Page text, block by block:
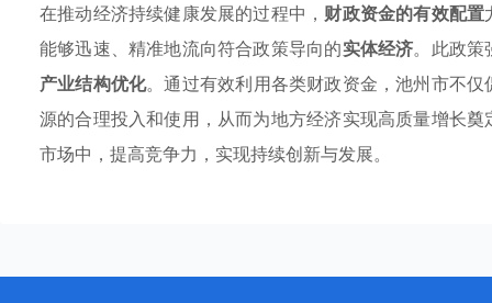
在推动经济持续健康发展的过程中， 财政资金的有效配置
能够迅速、精准地流向符合政策导向的实体经济。此政策
产业结构优化。通过有效利用各类财政资金，池州市不
源的合理投入和使用，从而为地方经济实现高质量增长
市场中，提高竞争力，实现持续创新与发展。